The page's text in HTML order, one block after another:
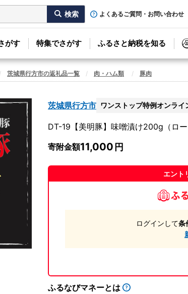
よくあるご質問・お問い合わせ
がす 特集でさがす ふるさと納税を知る
茨城県行方市の返礼品一覧 肉・ハム類 豚肉
茨城県行方市 ワンストップ特例オンライ
DT-19【美明豚】味噌漬け200g（ロー
寄附金額11,000
エント
ログインして条
ふるなびマネーとは